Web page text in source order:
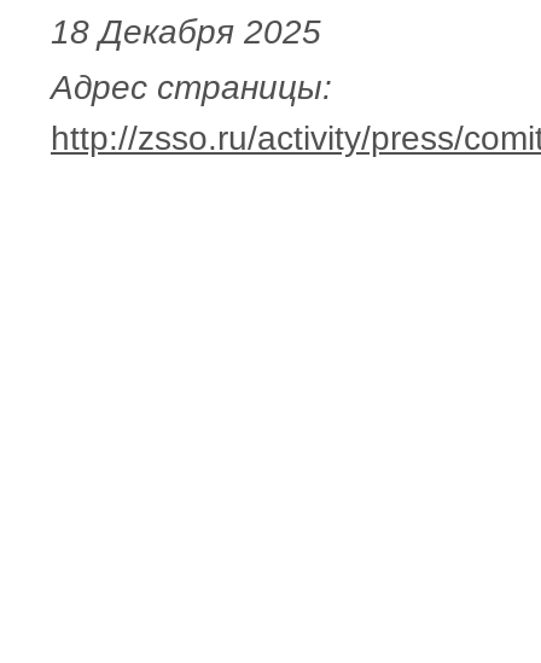
18 Декабря 2025
Адрес страницы:
http://zsso.ru/activity/press/